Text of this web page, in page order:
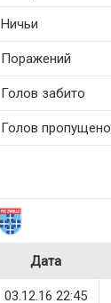
Ничьи
Поражений
Голов забито
Голов пропущено
Дата
03.12.16 22:45